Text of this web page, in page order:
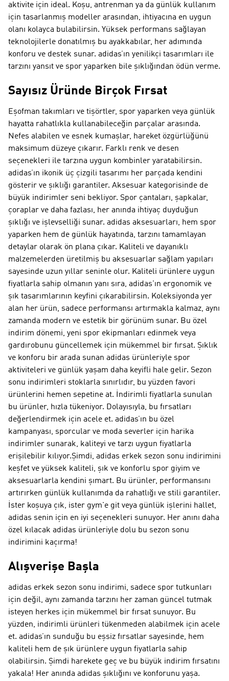
aktivite için ideal. Koşu, antrenman ya da günlük kullanım
için tasarlanmış modeller arasından, ihtiyacına en uygun
olanı kolayca bulabilirsin. Yüksek performans sağlayan
teknolojilerle donatılmış bu ayakkabılar, her adımında
konforu ve destek sunar. adidas’ın yenilikçi tasarımları ile
tarzını yansıt ve spor yaparken bile şıklığından ödün verme.
Sayısız Üründe Birçok Fırsat
Eşofman takımları ve tişörtler, spor yaparken veya günlük
hayatta rahatlıkla kullanabileceğin parçalar arasında.
Nefes alabilen ve esnek kumaşlar, hareket özgürlüğünü
maksimum düzeye çıkarır. Farklı renk ve desen
seçenekleri ile tarzına uygun kombinler yaratabilirsin.
adidas’ın ikonik üç çizgili tasarımı her parçada kendini
gösterir ve şıklığı garantiler. Aksesuar kategorisinde de
büyük indirimler seni bekliyor. Spor çantaları, şapkalar,
çoraplar ve daha fazlası, her anında ihtiyaç duyduğun
şıklığı ve işlevselliği sunar. adidas aksesuarları, hem spor
yaparken hem de günlük hayatında, tarzını tamamlayan
detaylar olarak ön plana çıkar. Kaliteli ve dayanıklı
malzemelerden üretilmiş bu aksesuarlar sağlam yapıları
sayesinde uzun yıllar seninle olur. Kaliteli ürünlere uygun
fiyatlarla sahip olmanın yanı sıra, adidas'ın ergonomik ve
şık tasarımlarının keyfini çıkarabilirsin. Koleksiyonda yer
alan her ürün, sadece performansı artırmakla kalmaz, aynı
zamanda modern ve estetik bir görünüm sunar. Bu özel
indirim dönemi, yeni spor ekipmanları edinmek veya
gardırobunu güncellemek için mükemmel bir fırsat. Şıklık
ve konforu bir arada sunan adidas ürünleriyle spor
aktiviteleri ve günlük yaşam daha keyifli hale gelir. Sezon
sonu indirimleri stoklarla sınırlıdır, bu yüzden favori
ürünlerini hemen sepetine at. İndirimli fiyatlarla sunulan
bu ürünler, hızla tükeniyor. Dolayısıyla, bu fırsatları
değerlendirmek için acele et. adidas’ın bu özel
kampanyası, sporcular ve moda severler için harika
indirimler sunarak, kaliteyi ve tarzı uygun fiyatlarla
erişilebilir kılıyor.Şimdi, adidas erkek sezon sonu indirimini
keşfet ve yüksek kaliteli, şık ve konforlu spor giyim ve
aksesuarlarla kendini şımart. Bu ürünler, performansını
artırırken günlük kullanımda da rahatlığı ve stili garantiler.
İster koşuya çık, ister gym'e git veya günlük işlerini hallet,
adidas senin için en iyi seçenekleri sunuyor. Her anını daha
özel kılacak adidas ürünleriyle dolu bu sezon sonu
indirimini kaçırma!
Alışverişe Başla
adidas erkek sezon sonu indirimi, sadece spor tutkunları
için değil, aynı zamanda tarzını her zaman güncel tutmak
isteyen herkes için mükemmel bir fırsat sunuyor. Bu
yüzden, indirimli ürünleri tükenmeden alabilmek için acele
et. adidas’ın sunduğu bu eşsiz fırsatlar sayesinde, hem
kaliteli hem de şık ürünlere uygun fiyatlarla sahip
olabilirsin. Şimdi harekete geç ve bu büyük indirim fırsatını
yakala! Her anında adidas şıklığını ve konforunu yaşa.